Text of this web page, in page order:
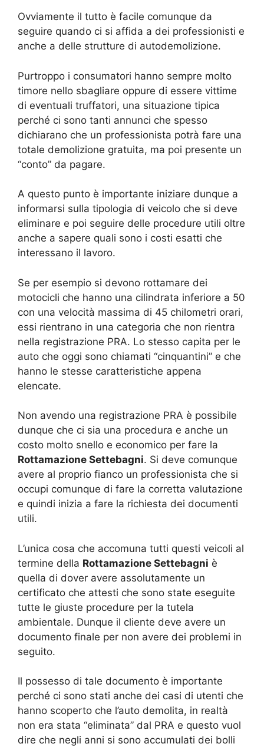
Ovviamente il tutto è facile comunque da
seguire quando ci si affida a dei professionisti e
anche a delle strutture di autodemolizione.
Purtroppo i consumatori hanno sempre molto
timore nello sbagliare oppure di essere vittime
di eventuali truffatori, una situazione tipica
perché ci sono tanti annunci che spesso
dichiarano che un professionista potrà fare una
totale demolizione gratuita, ma poi presente un
“conto” da pagare.
A questo punto è importante iniziare dunque a
informarsi sulla tipologia di veicolo che si deve
eliminare e poi seguire delle procedure utili oltre
anche a sapere quali sono i costi esatti che
interessano il lavoro.
Se per esempio si devono rottamare dei
motocicli che hanno una cilindrata inferiore a 50
con una velocità massima di 45 chilometri orari,
essi rientrano in una categoria che non rientra
nella registrazione PRA. Lo stesso capita per le
auto che oggi sono chiamati “cinquantini” e che
hanno le stesse caratteristiche appena
elencate.
Non avendo una registrazione PRA è possibile
dunque che ci sia una procedura e anche un
costo molto snello e economico per fare la
Rottamazione Settebagni. Si deve comunque
avere al proprio fianco un professionista che si
occupi comunque di fare la corretta valutazione
e quindi inizia a fare la richiesta dei documenti
utili.
L’unica cosa che accomuna tutti questi veicoli al
termine della Rottamazione Settebagni è
quella di dover avere assolutamente un
certificato che attesti che sono state eseguite
tutte le giuste procedure per la tutela
ambientale. Dunque il cliente deve avere un
documento finale per non avere dei problemi in
seguito.
Il possesso di tale documento è importante
perché ci sono stati anche dei casi di utenti che
hanno scoperto che l’auto demolita, in realtà
non era stata “eliminata” dal PRA e questo vuol
dire che negli anni si sono accumulati dei bolli